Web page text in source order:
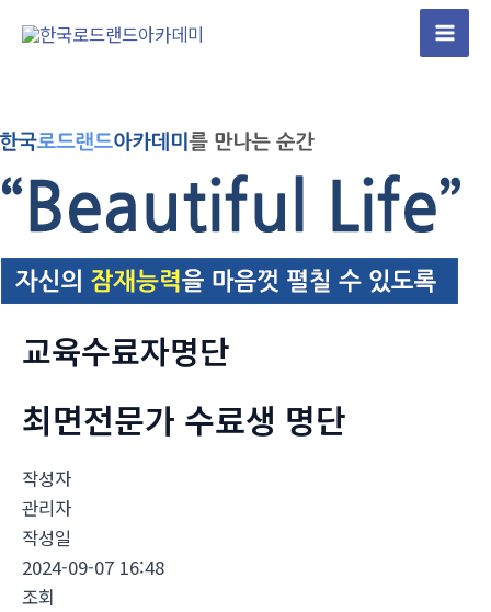
건
뛰
Main
교육수료자명단
최면전문가 수료생 명단
작성자
관리자
작성일
2024-09-07 16:48
조회